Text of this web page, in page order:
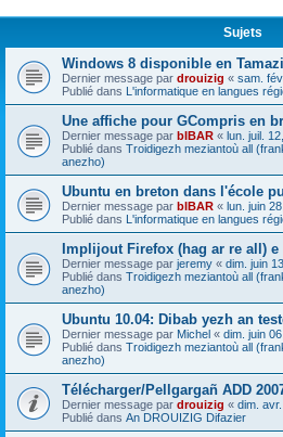
Sujets
Windows 8 disponible en
Dernier message par drouizig « sam.
Publié dans L'informatique en langues
Une affiche pour GCompris en
Dernier message par bIBAR « lun. juil.
Publié dans Troidigezh meziantoù all
anezho)
Ubuntu en breton dans l'école
Dernier message par bIBAR « lun. juin
Publié dans L'informatique en langues
Implijout Firefox (hag ar re all)
Dernier message par jeremy « dim. juin
Publié dans Troidigezh meziantoù all
anezho)
Ubuntu 10.04: Dibab yezh an
Dernier message par Michel « dim. juin
Publié dans Troidigezh meziantoù all
anezho)
Télécharger/Pellgargañ ADD
Dernier message par drouizig « dim.
Publié dans An DROUIZIG Difazier